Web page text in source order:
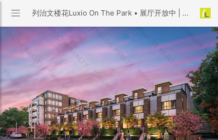
列治文楼花Luxio On The Park • 展厅开放中 | 8428 Park Road, Richmond